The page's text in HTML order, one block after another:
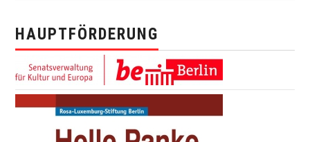
HAUPTFÖRDERUNG